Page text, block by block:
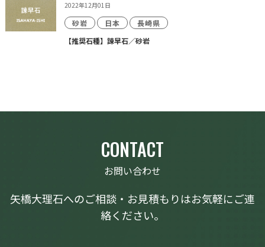
2022年12月01日
砂岩 日本
長崎県
【推奨石種】諫早石／砂岩
CONTACT
お問い合わせ
矢橋大理石へのご相談・お見積もりはお気軽にご連
絡ください。